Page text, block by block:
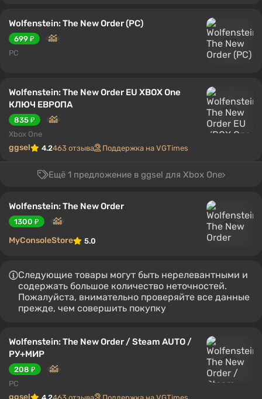
Wolfenstein: The New Order (PC)
699 ₽
PC
Wolfenstein: The New Order EU XBOX One
КЛЮЧ ЕВРОПА
835 ₽
Xbox One
ggsel 4.2463 отзыва Поддержка на VGTimes
Ещё 1 предложение в ggsel для Xbox One
Wolfenstein: The New Order
1300 ₽
MyConsoleStore 5.0
Следующие товары могут быть нерелевантными и
содержать большое количество неточностей.
Пожалуйста, внимательно проверяйте все данные
прежде, чем совершить покупку
Wolfenstein: The New Order / Steam AUTO /
РУ+МИР
208 ₽
PC
ggsel